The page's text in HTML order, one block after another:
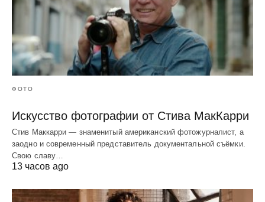
ФОТО
Искусство фотографии от Стива МакКарри
Стив Маккарри — знаменитый американский фотожурналист, а
заодно и современный представитель документальной съёмки.
Свою славу…
13 часов ago